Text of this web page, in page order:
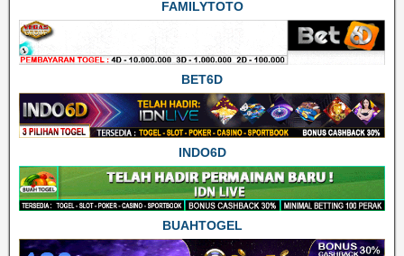
FAMILYTOTO
BET6D
INDO6D
BUAHTOGEL